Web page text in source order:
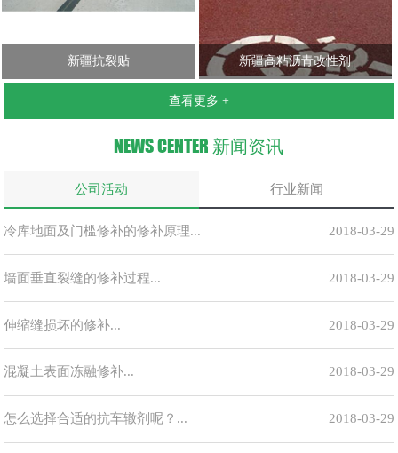
新疆抗裂贴 新疆高粘沥青改性剂
查看更多 +
NEWS CENTER 新闻资讯
公司活动 行业新闻
2018-03-29
冷库地面及门槛修补的修补原理...
2018-03-29
墙面垂直裂缝的修补过程...
2018-03-29
伸缩缝损坏的修补...
2018-03-29
混凝土表面冻融修补...
2018-03-29
怎么选择合适的抗车辙剂呢？...